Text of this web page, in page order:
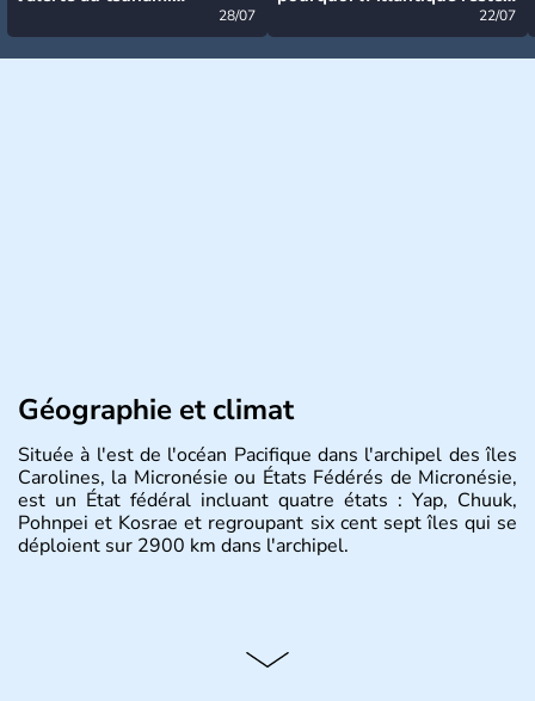
28/07 22/07
Géographie et climat
Située à l'est de l'océan Pacifique dans l'archipel des îles
Carolines, la Micronésie ou États Fédérés de Micronésie,
est un État fédéral incluant quatre états : Yap, Chuuk,
Pohnpei et Kosrae et regroupant six cent sept îles qui se
déploient sur 2900 km dans l'archipel.